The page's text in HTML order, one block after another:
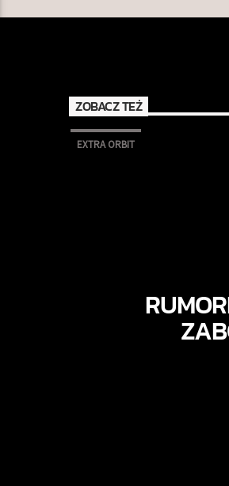
ZOBACZ TEŻ
EXTRA ORBIT